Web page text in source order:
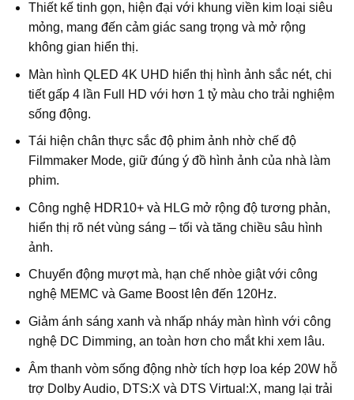
Thiết kế tinh gọn, hiện đại với khung viền kim loại siêu
mỏng, mang đến cảm giác sang trọng và mở rộng
không gian hiển thị.
Màn hình QLED 4K UHD hiển thị hình ảnh sắc nét, chi
tiết gấp 4 lần Full HD với hơn 1 tỷ màu cho trải nghiệm
sống động.
Tái hiện chân thực sắc độ phim ảnh nhờ chế độ
Filmmaker Mode, giữ đúng ý đồ hình ảnh của nhà làm
phim.
Công nghệ HDR10+ và HLG mở rộng độ tương phản,
hiển thị rõ nét vùng sáng – tối và tăng chiều sâu hình
ảnh.
Chuyển động mượt mà, hạn chế nhòe giật với công
nghệ MEMC và Game Boost lên đến 120Hz.
Giảm ánh sáng xanh và nhấp nháy màn hình với công
nghệ DC Dimming, an toàn hơn cho mắt khi xem lâu.
Âm thanh vòm sống động nhờ tích hợp loa kép 20W hỗ
trợ Dolby Audio, DTS:X và DTS Virtual:X, mang lại trải